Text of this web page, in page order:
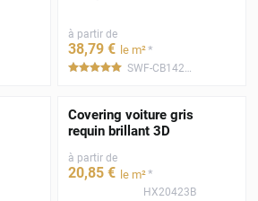
à partir de
38,79 € le m²*
*****
Covering voiture gris
requin brillant 3D
à partir de
20,85 € le m²*
HX20423B